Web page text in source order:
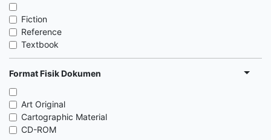
Fiction
Reference
Textbook
Format Fisik Dokumen
Art Original
Cartographic Material
CD-ROM